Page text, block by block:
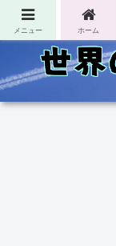
コンテンツへスキップ
メニュー ホーム